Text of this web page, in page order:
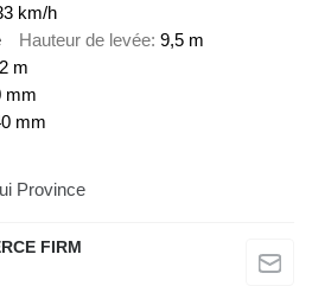
km/h
Hauteur de levée 9,5 m
m
mm
mm
Province
FIRM